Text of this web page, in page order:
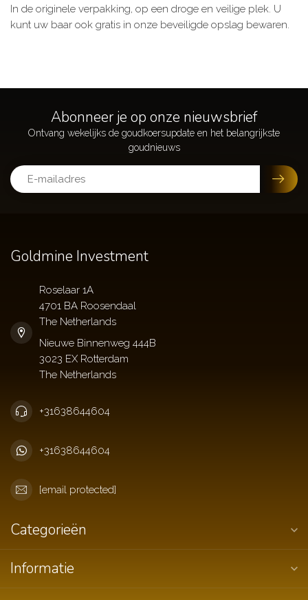
In de originele verpakking, op een droge en veilige plek. U
kunt uw baar ook gratis in onze beveiligde opslag bewaren.
Abonneer je op onze nieuwsbrief
Goldmine Investment
Roselaar 1A
4701 BA Roosendaal
The Netherlands
+31638644604
+31638644604
[email protected]
Categorieën
Informatie